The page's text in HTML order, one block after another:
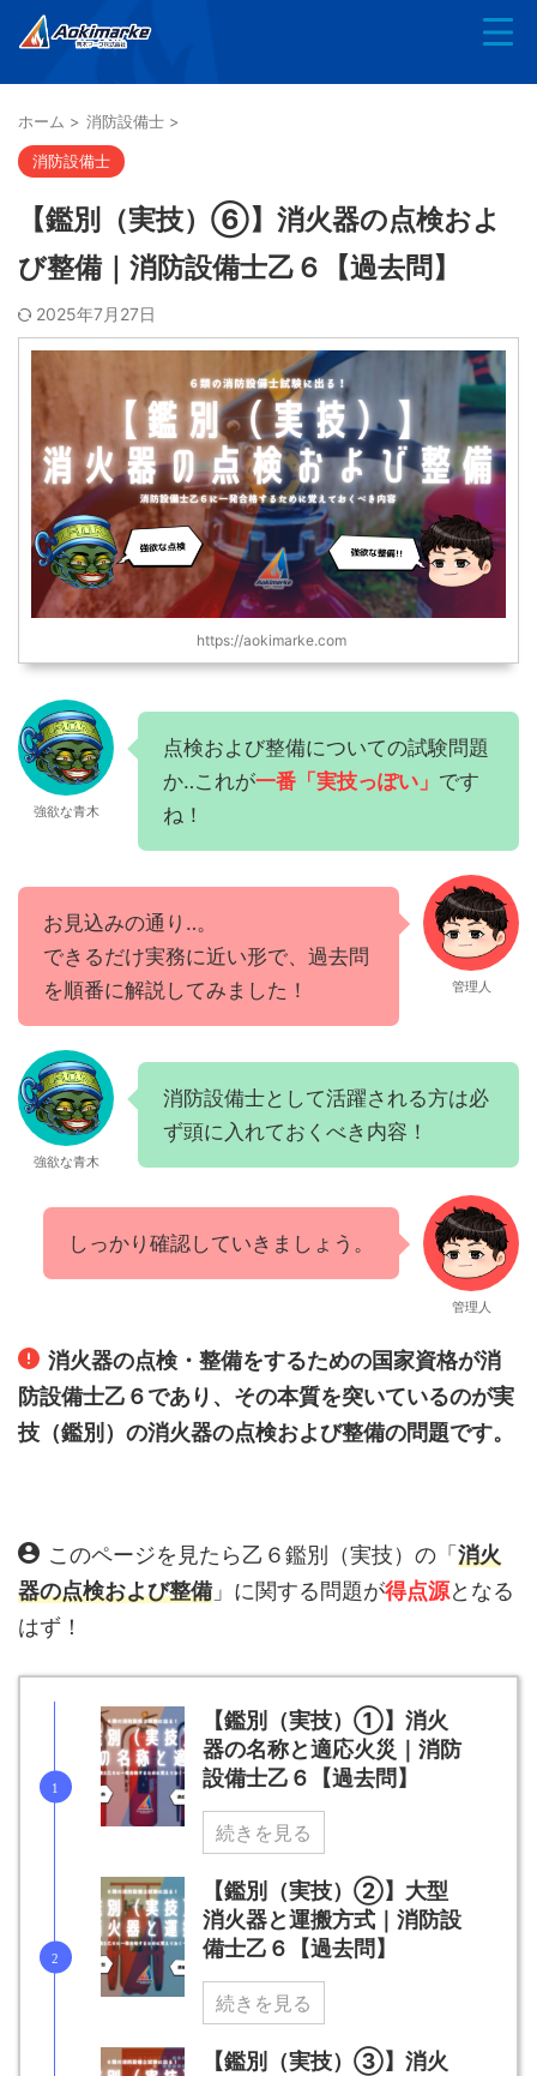
ホーム > 消防設備士 >
消防設備士
【鑑別（実技）⑥】消火器の点検およ
び整備｜消防設備士乙６【過去問】
2025年7月27日
https://aokimarke.com
強欲な青木
点検および整備についての試験問題
か‥これが一番「実技っぽい」 です
ね！
お見込みの通り‥。
できるだけ実務に近い形で、過去問
を順番に解説してみました！
管理人
強欲な青木
消防設備士として活躍される方は必
ず頭に入れておくべき内容！
しっかり確認していきましょう。
管理人
消火器の点検・整備をするための国家資格が消
防設備士乙６であり、その本質を突いているのが実
技（鑑別）の消火器の点検および整備の問題です。
このページを見たら乙６鑑別（実技）の「消火
器の点検および整備」に関する問題が得点源となる
はず！
【鑑別（実技）①】消火
器の名称と適応火災｜消防
設備士乙６【過去問】
続きを見る
【鑑別（実技）②】大型
消火器と運搬方式｜消防設
備士乙６【過去問】
続きを見る
【鑑別（実技）③】消火